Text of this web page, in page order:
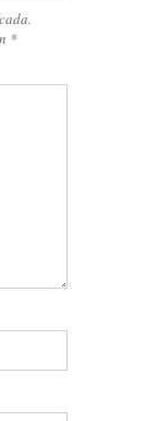
*